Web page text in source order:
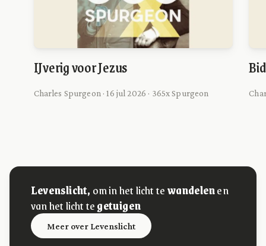
IJverig voor Jezus
Charles Spurgeon · 16 jul 2026 · 365x Spurgeon
Levenslicht, om in het licht tewandelenen
van het licht tegetuigen
Meer over Levenslicht